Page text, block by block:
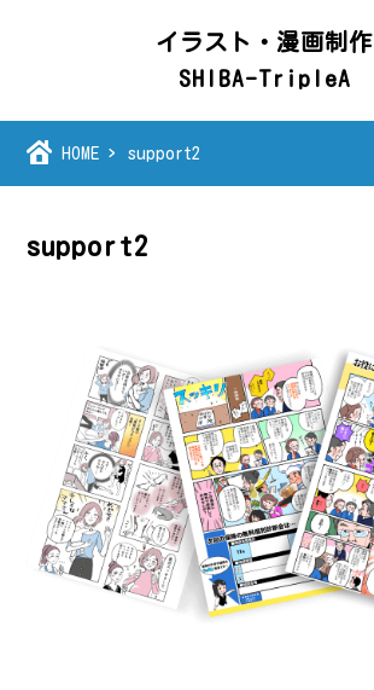
イラスト・漫画制作
SHIBA-TripleA
HOME support2
support2